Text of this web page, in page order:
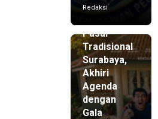
Redaksi
IKAPPI
Pasar
Tradisional
Surabaya,
Akhiri
Agenda
dengan
Gala